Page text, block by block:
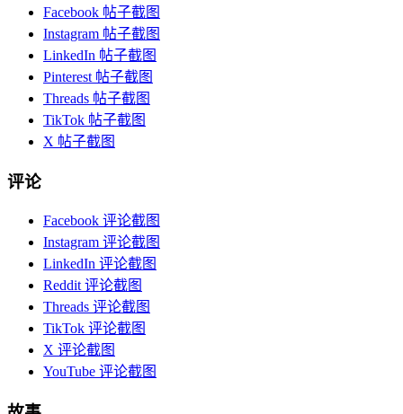
Facebook 帖子截图
Instagram 帖子截图
LinkedIn 帖子截图
Pinterest 帖子截图
Threads 帖子截图
TikTok 帖子截图
X 帖子截图
评论
Facebook 评论截图
Instagram 评论截图
LinkedIn 评论截图
Reddit 评论截图
Threads 评论截图
TikTok 评论截图
X 评论截图
YouTube 评论截图